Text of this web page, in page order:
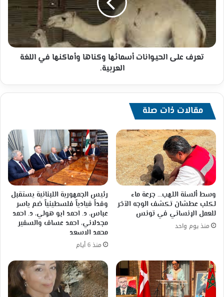
وكناها
وأماكنها
في
اللغة
العربية.
تعرف على الحيـوانات أسمائها وكناها وأماكنها في اللغة
العربية.
مقالات ذات صلة
وسط ألسنة اللهب… جرعة ماء
لكلب عطشان تكشف الوجه الآخر
للعمل الإنساني في تونس
منذ يوم واحد
رئيس الجمهورية اللبنانية يستقبل
وفداً قيادياً فلسطينياً ضم ياسر
عباس، د. احمد ابو هولي، د. احمد
مجدلاني، احمد عساف والسفير
محمد الاسعد
منذ 6 أيام